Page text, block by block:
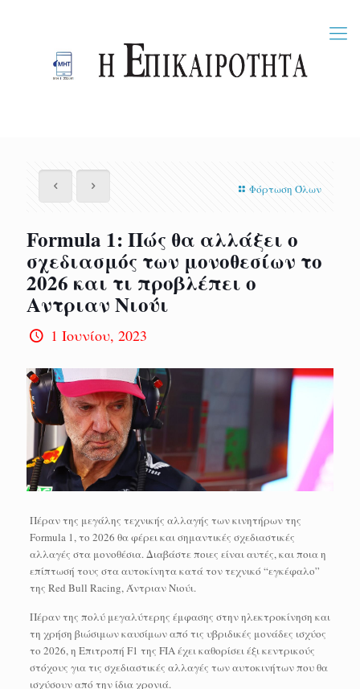
Φόρτωση Όλων
Formula 1: Πώς θα αλλάξει ο
σχεδιασμός των μονοθεσίων το
2026 και τι προβλέπει ο
Αντριαν Νιούι
1 Ιουνίου, 2023
Πέραν της μεγάλης τεχνικής αλλαγής των κινητήρων της
Formula 1, το 2026 θα φέρει και σημαντικές σχεδιαστικές
αλλαγές στα μονοθέσια. Διαβάστε ποιες είναι αυτές, και ποια η
επίπτωσή τους στα αυτοκίνητα κατά τον τεχνικό “εγκέφαλο”
της Red Bull Racing, Άντριαν Νιούι.
Πέραν της πολύ μεγαλύτερης έμφασης στην ηλεκτροκίνηση και
τη χρήση βιώσιμων καυσίμων από τις υβριδικές μονάδες ισχύος
το 2026, η Επιτροπή F1 της FIA έχει καθορίσει έξι κεντρικούς
στόχους για τις σχεδιαστικές αλλαγές των αυτοκινήτων που θα
ισχύσουν από την ίδια χρονιά.